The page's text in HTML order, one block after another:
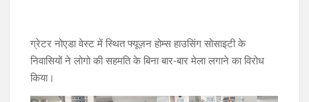
ग्रेटर नोएडा वेस्ट में स्थित फ्यूज़न होम्स हाउसिंग सोसाइटी के
निवासियों ने लोगो की सहमति के बिना बार-बार मेला लगाने का विरोध
किया।